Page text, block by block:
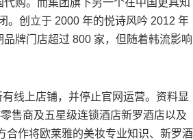
购。而集团旗下另一个在中国更具知
。创立于 2000 年的悦诗风吟 2012 年
牌门店超过 800 家，但随着韩流影响
线上店铺，并停止官网运营。资料显
售商及五星级连锁酒店新罗酒店以及
合作将欧莱雅的美妆专业知识、新罗酒